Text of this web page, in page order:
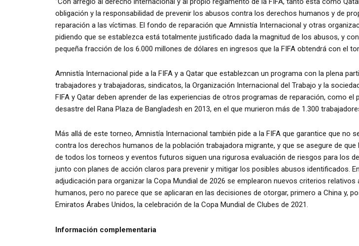
obligación y la responsabilidad de prevenir los abusos contra los derechos humanos y de
reparación a las víctimas. El fondo de reparación que Amnistía Internacional y otras
pidiendo que se establezca está totalmente justificado dada la magnitud de los abusos, y
pequeña fracción de los 6.000 millones de dólares en ingresos que la FIFA obtendrá con el
Amnistía Internacional pide a la FIFA y a Qatar que establezcan un programa con la plena
trabajadores y trabajadoras, sindicatos, la Organización Internacional del Trabajo y la
FIFA y Qatar deben aprender de las experiencias de otros programas de reparación, como el
desastre del Rana Plaza de Bangladesh en 2013, en el que murieron más de 1.300
Más allá de este torneo, Amnistía Internacional también pide a la FIFA que garantice que no
contra los derechos humanos de la población trabajadora migrante, y que se asegure de que
de todos los torneos y eventos futuros siguen una rigurosa evaluación de riesgos para los
junto con planes de acción claros para prevenir y mitigar los posibles abusos identificados.
adjudicación para organizar la Copa Mundial de 2026 se emplearon nuevos criterios relativos
humanos, pero no parece que se aplicaran en las decisiones de otorgar, primero a China y,
Emiratos Árabes Unidos, la celebración de la Copa Mundial de Clubes de 2021.
Información complementaria